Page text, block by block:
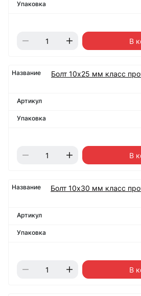
В
Болт 10х25 мм класс
В
Болт 10х30 мм класс
В